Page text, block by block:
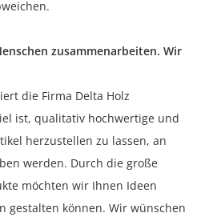
zusammenarbeiten. Wir
die Firma Delta Holz
ist, qualitativ hochwertige und
herzustellen zu lassen, an
werden. Durch die große
möchten wir Ihnen Ideen
gestalten können. Wir wünschen